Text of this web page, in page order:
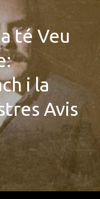
té Veu
i la
Avis